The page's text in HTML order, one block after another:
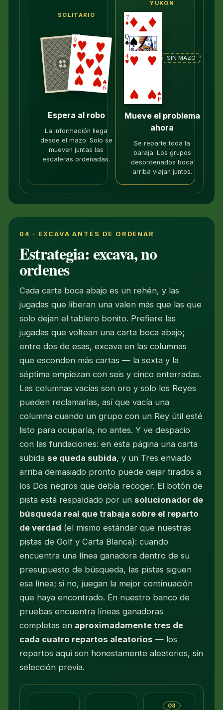
SOLITARIO
Espera al robo
La información llega
desde el mazo. Solo se
mueven juntas las
escaleras ordenadas.
YUKON
SIN MAZO
Mueve el problema
ahora
Se reparte toda la
baraja. Los grupos
desordenados boca
arriba viajan juntos.
04 · EXCAVA ANTES DE ORDENAR
Estrategia: excava, no
ordenes
Cada carta boca abajo es un rehén, y las
jugadas que liberan una valen más que las que
solo dejan el tablero bonito. Prefiere las
jugadas que voltean una carta boca abajo;
entre dos de esas, excava en las columnas
que esconden más cartas — la sexta y la
séptima empiezan con seis y cinco enterradas.
Las columnas vacías son oro y solo los Reyes
pueden reclamarlas, así que vacía una
columna cuando un grupo con un Rey útil esté
listo para ocuparla, no antes. Y ve despacio
con las fundaciones: en esta página una carta
subida se queda subida, y un Tres enviado
arriba demasiado pronto puede dejar tirados a
los Dos negros que debía recoger. El botón de
pista está respaldado por un solucionador de
búsqueda real que trabaja sobre el reparto
de verdad (el mismo estándar que nuestras
pistas de Golf y Carta Blanca): cuando
encuentra una línea ganadora dentro de su
presupuesto de búsqueda, las pistas siguen
esa línea; si no, juegan la mejor continuación
que haya encontrado. En nuestro banco de
pruebas encuentra líneas ganadoras
completas en aproximadamente tres de
cada cuatro repartos aleatorios — los
repartos aquí son honestamente aleatorios, sin
selección previa.
03